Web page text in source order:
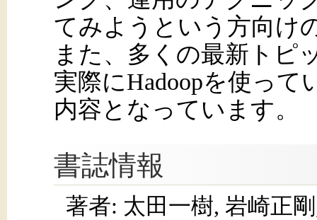
てみようという方向け
また、多くの最新トピ
実際にHadoopを使っ
内容となっています。
書誌情報
著者: 太田一樹, 岩崎正